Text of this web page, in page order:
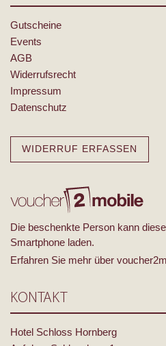
Gutscheine
Events
AGB
Widerrufsrecht
Impressum
Datenschutz
WIDERRUF ERFASSEN
Die beschenkte Person kann
Smartphone laden.
Erfahren Sie mehr über
KONTAKT
Hotel Schloss Hornberg